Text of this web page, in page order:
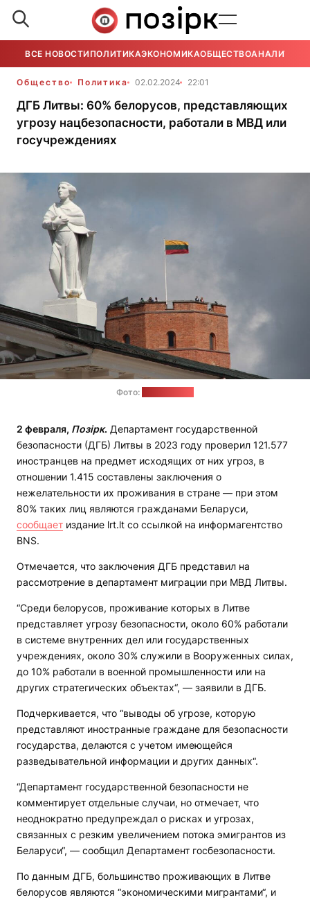
ВСЕ НОВОСТИ ПОЛИТИКАЭКОНОМИКАОБЩЕСТВОАНАЛИТИКА
Общество Политика 02.02.2024 22:01
ДГБ Литвы: 60% белорусов, представляющих
угрозу нацбезопасности, работали в МВД или
госучреждениях
Фото:
2 февраля, Позірк. Департамент государственной
безопасности (ДГБ) Литвы в 2023 году проверил 121.577
иностранцев на предмет исходящих от них угроз, в
отношении 1.415 составлены заключения о
нежелательности их проживания в стране — при этом
80% таких лиц являются гражданами Беларуси,
сообщает издание lrt.lt со ссылкой на информагентство
BNS.
Отмечается, что заключения ДГБ представил на
рассмотрение в департамент миграции при МВД Литвы.
“Среди белорусов, проживание которых в Литве
представляет угрозу безопасности, около 60% работали
в системе внутренних дел или государственных
учреждениях, около 30% служили в Вооруженных силах,
до 10% работали в военной промышленности или на
других стратегических объектах“, — заявили в ДГБ.
Подчеркивается, что “выводы об угрозе, которую
представляют иностранные граждане для безопасности
государства, делаются с учетом имеющейся
разведывательной информации и других данных“.
“Департамент государственной безопасности не
комментирует отдельные случаи, но отмечает, что
неоднократно предупреждал о рисках и угрозах,
связанных с резким увеличением потока эмигрантов из
Беларуси“, — сообщил Департамент госбезопасности.
По данным ДГБ, большинство проживающих в Литве
белорусов являются “экономическими мигрантами“, и